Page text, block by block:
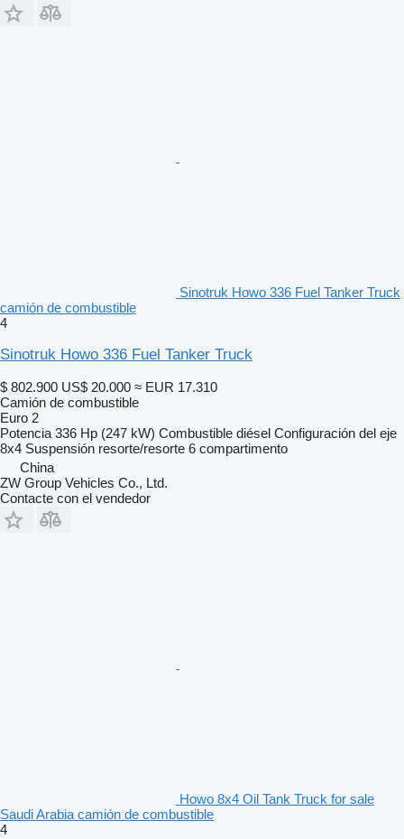
Sinotruk Howo 336 Fuel Tanker Truck
camión de combustible
4
Sinotruk Howo 336 Fuel Tanker Truck
$ 802.900 US$ 20.000 ≈ EUR 17.310
Camión de combustible
Euro 2
Potencia 336 Hp (247 kW) Combustible diésel Configuración del eje
8x4 Suspensión resorte/resorte 6 compartimento
China
ZW Group Vehicles Co., Ltd.
Contacte con el vendedor
Howo 8x4 Oil Tank Truck for sale
Saudi Arabia camión de combustible
4